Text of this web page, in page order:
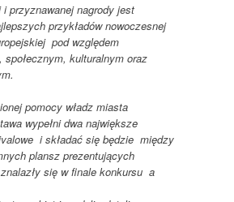
przyznawanej nagrody jest
przykładów nowoczesnej
pod względem
społecznym, kulturalnym oraz
pomocy władz miasta
wypełni dwa największe
i składać się będzie między
plansz prezentujących
się w finale konkursu a